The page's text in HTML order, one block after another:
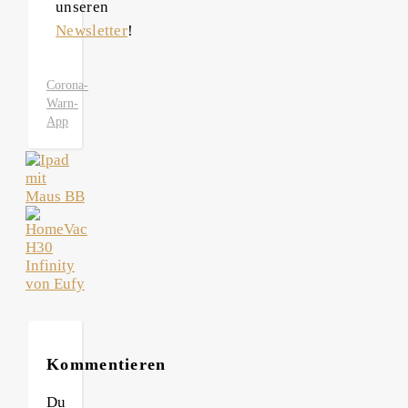
unseren
Newsletter!
Corona-
Warn-
App
Kommentieren
Du